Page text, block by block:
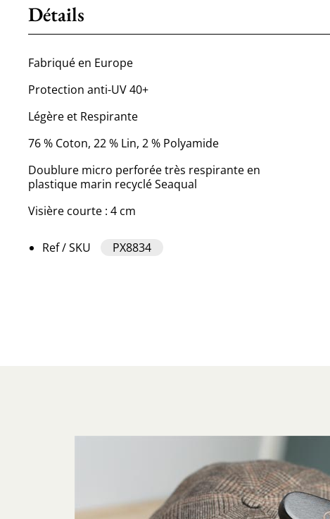
Détails
Fabriqué en Europe
Protection anti-UV 40+
Légère et Respirante
76 % Coton, 22 % Lin, 2 % Polyamide
Doublure micro perforée très respirante en
plastique marin recyclé Seaqual
Visière courte : 4 cm
Ref / SKU PX8834